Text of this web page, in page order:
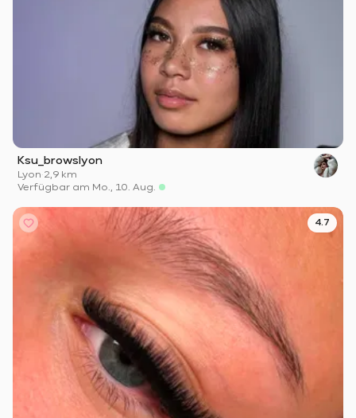
Ksu_browslyon
Lyon·2,9 km
Verfügbar am Mo., 10. Aug.
4.7